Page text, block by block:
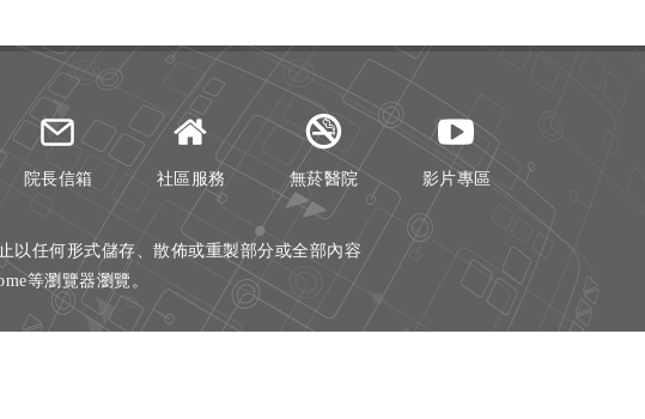
院長信箱 社區服務 無菸醫院 影片專區
以任何形式儲存、散佈或重製部分或全部內容
等瀏覽器瀏覽。